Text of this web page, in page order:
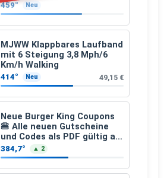
459° Neu
MJWW Klappbares Laufband
mit 6 Steigung 3,8 Mph/6
Km/h Walking
414° Neu 49,15 €
Neue Burger King Coupons
🍔 Alle neuen Gutscheine
und Codes als PDF gültig ab
25.07.2026 bis 04.09.2026
384,7° ▲ 2